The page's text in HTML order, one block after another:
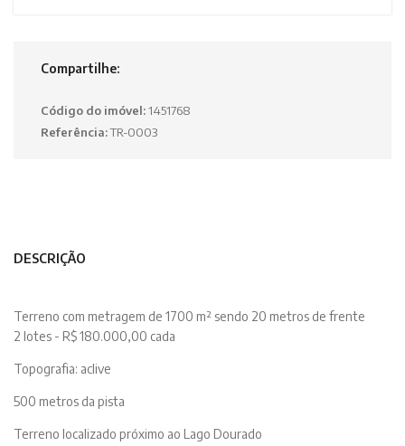
Compartilhe:
Código do imóvel:1451768
Referência:TR-0003
DESCRIÇÃO
Terreno com metragem de 1700 m² sendo 20 metros de frente
2 lotes - R$ 180.000,00 cada
Topografia: aclive
500 metros da pista
Terreno localizado próximo ao Lago Dourado